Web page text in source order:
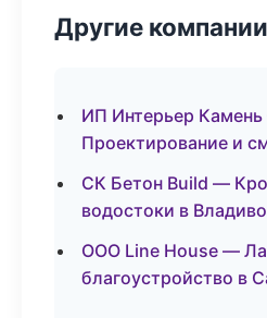
Другие компании
ИП Интерьер
Проектирование и
СК Бетон Build —
водостоки в
ООО Line House —
благоустройство в